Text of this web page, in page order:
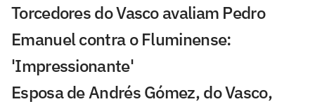
Torcedores do Vasco avaliam Pedro
Emanuel contra o Fluminense:
'Impressionante'
Esposa de Andrés Gómez, do Vasco,